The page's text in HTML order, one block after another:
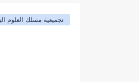
تجميعية مسلك العلوم